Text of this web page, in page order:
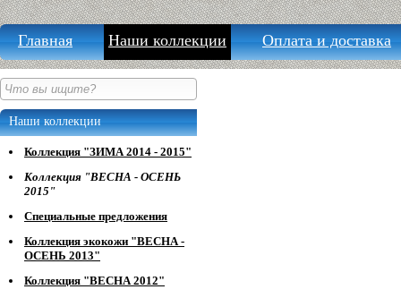
Главная Наши коллекции Оплата и доставка
Наши коллекции
Коллекция "ЗИМА 2014 - 2015"
Коллекция "ВЕСНА - ОСЕНЬ
2015"
Специальные предложения
Коллекция экокожи "ВЕСНА -
ОСЕНЬ 2013"
Коллекция "ВЕСНА 2012"